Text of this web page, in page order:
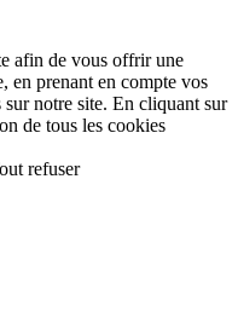
afin de vous offrir une
en prenant en compte vos
notre site. En cliquant sur
de tous les cookies
refuser